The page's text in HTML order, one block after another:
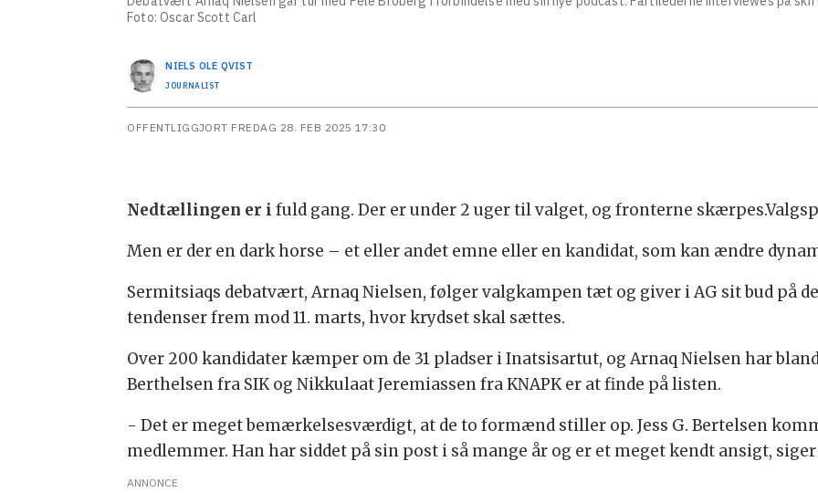
Foto: Oscar Scott Carl
NIELS OLE QVIST
JOURNALIST
OFFENTLIGGJORT FREDAG 28. FEB 2025 17:30
Nedtællingen er i fuld gang. Der er under 2 uger til valget, og fronterne
Men er der en dark horse – et eller andet emne eller en kandidat, som kan ændre
Sermitsiaqs debatvært, Arnaq Nielsen, følger valgkampen tæt og giver i AG sit bud på
tendenser frem mod 11. marts, hvor krydset skal sættes.
Over 200 kandidater kæmper om de 31 pladser i Inatsisartut, og Arnaq Nielsen har
Berthelsen fra SIK og Nikkulaat Jeremiassen fra KNAPK er at finde på listen.
- Det er meget bemærkelsesværdigt, at de to formænd stiller op. Jess G. Bertelsen
medlemmer. Han har siddet på sin post i så mange år og er et meget kendt ansigt,
ANNONCE